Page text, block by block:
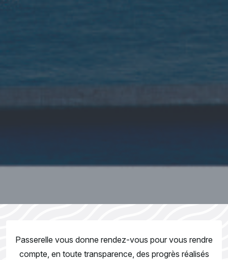
Passerelle vous donne rendez-vous pour vous rendre
compte, en toute transparence, des progrès réalisés